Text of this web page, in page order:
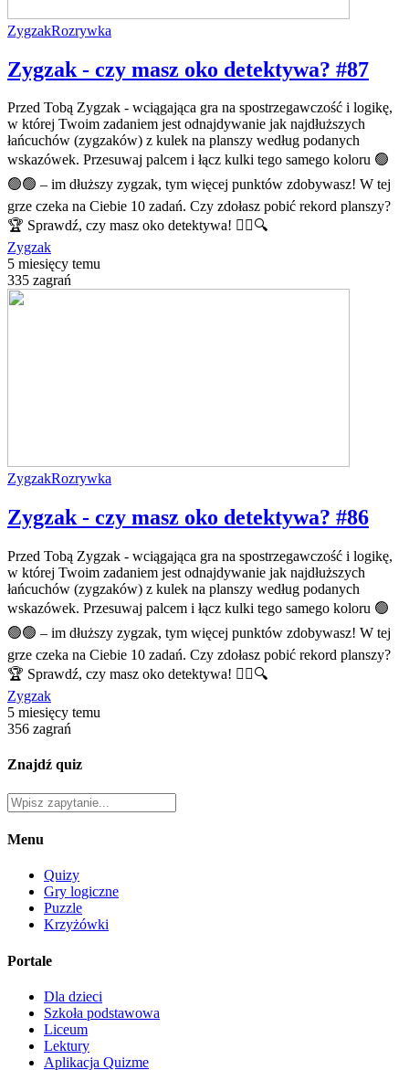
ZygzakRozrywka
Zygzak - czy masz oko detektywa? #87
Przed Tobą Zygzak - wciągająca gra na spostrzegawczość i logikę,
w której Twoim zadaniem jest odnajdywanie jak najdłuższych
łańcuchów (zygzaków) z kulek na planszy według podanych
wskazówek. Przesuwaj palcem i łącz kulki tego samego koloru 🟢
🟢🟢 – im dłuższy zygzak, tym więcej punktów zdobywasz! W tej
grze czeka na Ciebie 10 zadań. Czy zdołasz pobić rekord planszy?
🏆 Sprawdź, czy masz oko detektywa! 🕵️‍♂️🔍
Zygzak
5 miesięcy temu
335 zagrań
ZygzakRozrywka
Zygzak - czy masz oko detektywa? #86
Przed Tobą Zygzak - wciągająca gra na spostrzegawczość i logikę,
w której Twoim zadaniem jest odnajdywanie jak najdłuższych
łańcuchów (zygzaków) z kulek na planszy według podanych
wskazówek. Przesuwaj palcem i łącz kulki tego samego koloru 🟢
🟢🟢 – im dłuższy zygzak, tym więcej punktów zdobywasz! W tej
grze czeka na Ciebie 10 zadań. Czy zdołasz pobić rekord planszy?
🏆 Sprawdź, czy masz oko detektywa! 🕵️‍♂️🔍
Zygzak
5 miesięcy temu
356 zagrań
Znajdź quiz
Menu
Quizy
Gry logiczne
Puzzle
Krzyżówki
Portale
Dla dzieci
Szkoła podstawowa
Liceum
Lektury
Aplikacja Quizme